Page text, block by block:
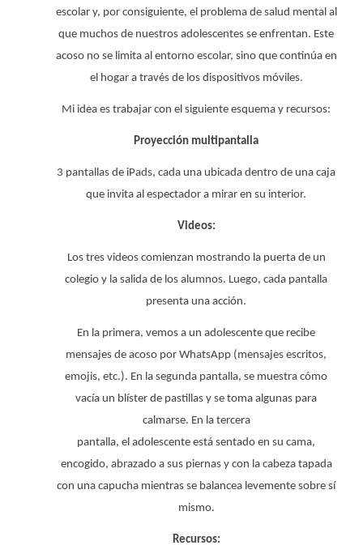
escolar y, por consiguiente, el problema de salud mental al
que muchos de nuestros adolescentes se enfrentan. Este
acoso no se limita al entorno escolar, sino que continúa en
el hogar a través de los dispositivos móviles.
Mi idea es trabajar con el siguiente esquema y recursos:
Proyección multipantalla
3 pantallas de iPads, cada una ubicada dentro de una caja
que invita al espectador a mirar en su interior.
Videos:
Los tres videos comienzan mostrando la puerta de un
colegio y la salida de los alumnos. Luego, cada pantalla
presenta una acción.
En la primera, vemos a un adolescente que recibe
mensajes de acoso por WhatsApp (mensajes escritos,
emojis, etc.). En la segunda pantalla, se muestra cómo
vacía un blíster de pastillas y se toma algunas para
calmarse. En la tercera
pantalla, el adolescente está sentado en su cama,
encogido, abrazado a sus piernas y con la cabeza tapada
con una capucha mientras se balancea levemente sobre sí
mismo.
Recursos: